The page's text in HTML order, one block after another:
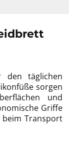
den täglichen
sorgen
und
Griffe
Transport